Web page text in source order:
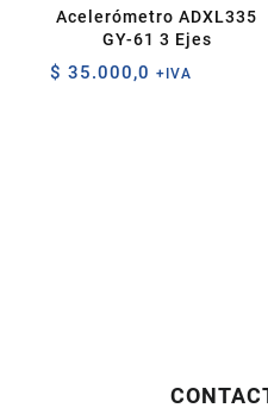
Acelerómetro ADXL335
GY-61 3 Ejes
$ 35.000,0 +IVA